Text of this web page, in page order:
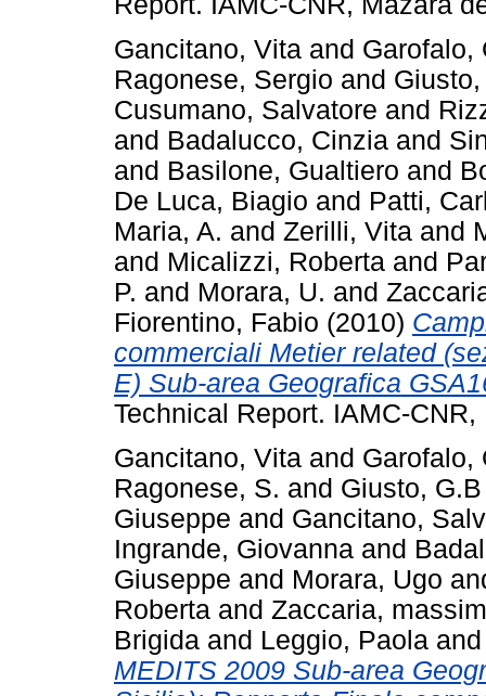
Gancitano, Vita and Garofalo,
Ragonese, Sergio and
Cusumano, Salvatore and
and Badalucco, Cinzia and
and Basilone, Gualtiero and
De Luca, Biagio and Patti,
Maria, A. and Zerilli, Vita and
and Micalizzi, Roberta and
P. and Morara, U. and
Fiorentino, Fabio (2010)
commerciali Metier related
E) Sub-area Geografica
Technical Report. IAMC-
Gancitano, Vita and Garofalo,
Ragonese, S. and Giusto, G.B
Giuseppe and Gancitano,
Ingrande, Giovanna and
Giuseppe and Morara, Ugo
Roberta and Zaccaria,
Brigida and Leggio, Paola
MEDITS 2009 Sub-area